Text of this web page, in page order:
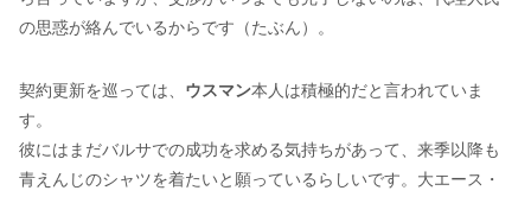
の思惑が絡んでいるからです（たぶん）。
契約更新を巡っては、 ウスマン本人は積極的だと言われていま
す。
彼にはまだバルサでの成功を求める気持ちがあって、来季以降も
青えんじのシャツを着たいと願っているらしいです。大エース・